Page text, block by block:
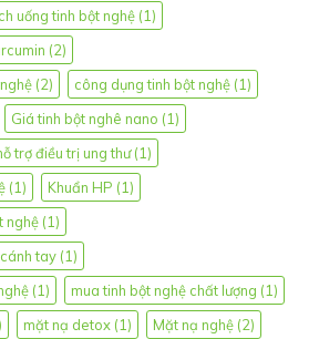
uống tinh bột nghệ (1)
(2)
(2) công dụng tinh bột nghệ (1)
Giá tinh bột nghê nano (1)
trợ điều trị ung thư(1)
(1) Khuẩn HP (1)
nghệ (1)
tay (1)
(1) mua tinh bột nghệ chất lượng (1)
mặt nạ detox (1) Mặt nạ nghệ (2)